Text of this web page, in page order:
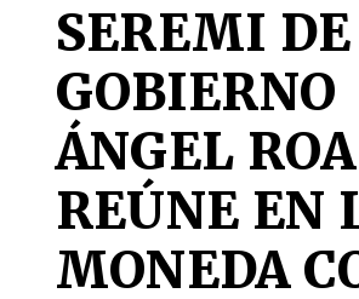
SEREMI DE
GOBIERNO
ÁNGEL
REÚNE EN
MONEDA